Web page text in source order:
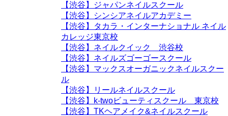
【渋谷】ジャパンネイルスクール
【渋谷】シンシアネイルアカデミー
【渋谷】タカラ・インターナショナル ネイル
カレッジ東京校
【渋谷】ネイルクイック 渋谷校
【渋谷】ネイルズゴーゴースクール
【渋谷】マックスオーガニックネイルスクー
ル
【渋谷】リールネイルスクール
【渋谷】k-twoビューティスクール 東京校
【渋谷】TKヘアメイク&ネイルスクール